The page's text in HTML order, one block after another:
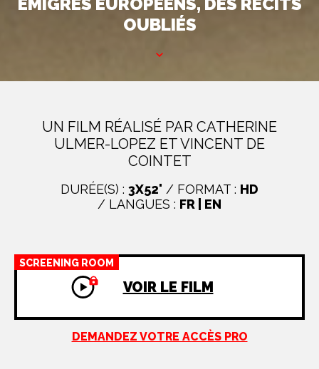
OUBLIÉS
UN FILM RÉALISÉ PAR CATHERINE
ULMER-LOPEZ ET VINCENT DE
COINTET
DURÉE(S) : 3X52' / FORMAT : HD
/ LANGUES : FR | EN
SCREENING ROOM
VOIR LE FILM
DEMANDEZ VOTRE ACCÈS PRO